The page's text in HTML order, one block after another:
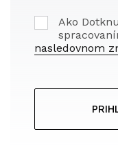
Ako
nasledovnom